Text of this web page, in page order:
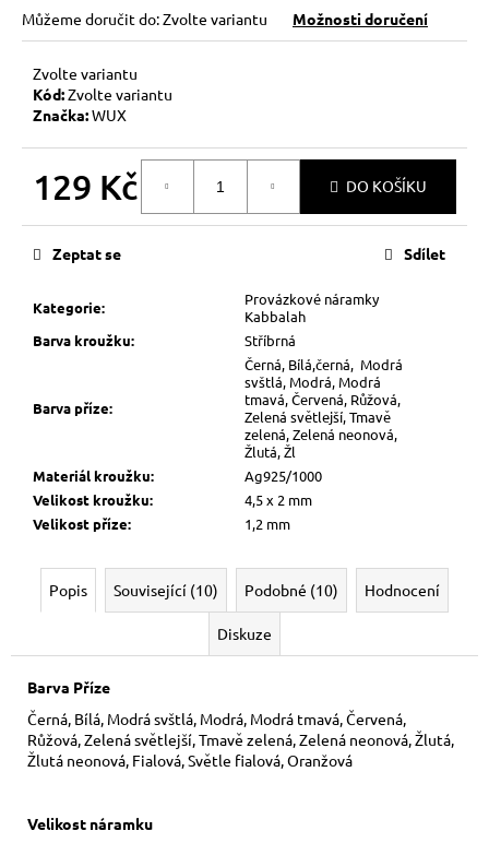
Můžeme doručit do:Zvolte variantu Možnosti doručení
Zvolte variantu
Kód:Zvolte variantu
Značka:WUX
129 Kč DO KOŠÍKU
Kategorie:
Provázkové náramky
Kabbalah
Barva kroužku: Stříbrná
Barva příze:
Černá, Bílá,černá, Modrá
svštlá, Modrá, Modrá
tmavá, Červená, Růžová,
Zelená světlejší, Tmavě
zelená, Zelená neonová,
Žlutá, Žl
Materiál kroužku:
Ag925/1000
Velikost kroužku:
4,5 x 2 mm
Velikost příze: 1,2 mm
Zeptat se Sdílet
Popis Související (10) Podobné (10) Hodnocení
Diskuze
Barva Příze
Černá, Bílá, Modrá svštlá, Modrá, Modrá tmavá, Červená,
Růžová, Zelená světlejší, Tmavě zelená, Zelená neonová, Žlutá,
Žlutá neonová, Fialová, Světle fialová, Oranžová
Velikost náramku